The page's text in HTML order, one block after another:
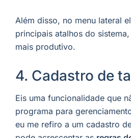
Além disso, no menu lateral
principais atalhos do
mais produtivo.
4. Cadastro de
Eis uma funcionalidade que
programa para
eu me refiro a um cadastro